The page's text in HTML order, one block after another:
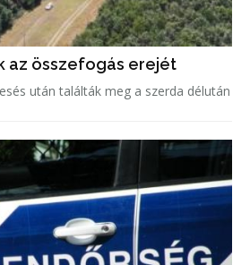
az összefogás erejét
után találták meg a szerda délután